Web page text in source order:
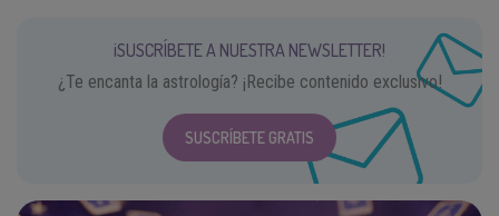
¡SUSCRÍBETE A NUESTRA NEWSLETTER!
¿Te encanta la astrología? ¡Recibe contenido exclusivo!
SUSCRÍBETE GRATIS